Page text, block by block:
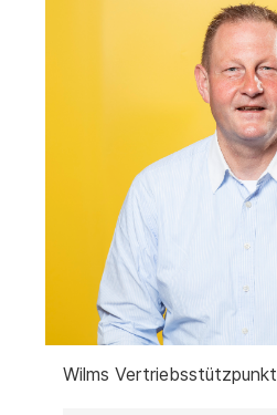
Wilms Vertriebsstützpunkt